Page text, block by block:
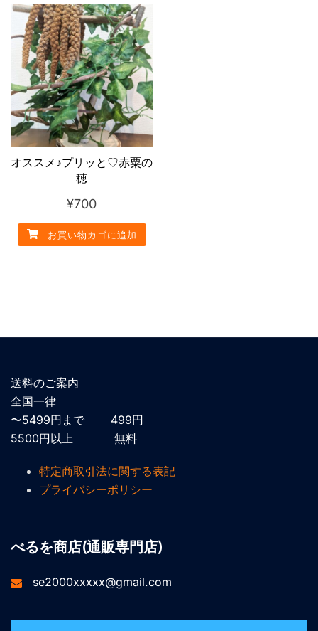
オススメ♪プリッと♡赤粟の
穂
¥700
お買い物カゴに追加
送料のご案内
全国一律
〜5499円まで 499円
5500円以上 無料
特定商取引法に関する表記
プライバシーポリシー
べるを商店(通販専門店)
se2000xxxxx@gmail.com